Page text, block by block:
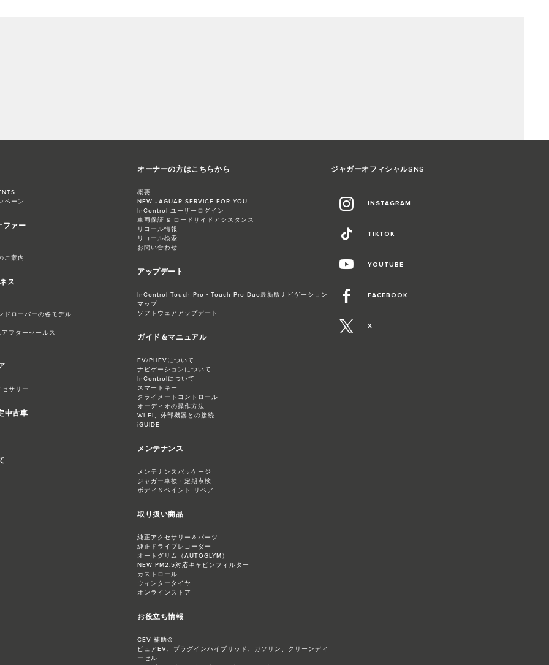
ペーン
ファー
ご案内
ス
ドローバーの各モデル
フターセールス
サリー
中古車
オーナーの方はこちらから
概要
NEW JAGUAR SERVICE FOR YOU
InControl ユーザーログイン
車両保証 & ロードサイドアシスタンス
リコール情報
リコール検索
お問い合わせ
アップデート
InControl Touch Pro・Touch Pro Duo最新版ナビゲーション
マップ
ソフトウェアアップデート
ガイド＆マニュアル
EV/PHEVについて
ナビゲーションについて
InControlについて
スマートキー
クライメートコントロール
オーディオの操作方法
Wi-Fi、外部機器との接続
iGUIDE
メンテナンス
メンテナンスパッケージ
ジャガー​車検・定期点検
ボディ＆ペイント リペア
取り扱い商品
純正アクセサリー＆パーツ
純正ドライブレコーダー
オートグリム（AUTOGLYM）
NEW PM2.5対応​キャビンフィルター
カストロール
ウィンタータイヤ
オンラインストア
お役立ち情報
CEV 補助金
ピュアEV、プラグインハイブリッド、ガソリン、クリーンディ
ーゼル
ジャガーオフィシャルSNS
INSTAGRAM
TIKTOK
YOUTUBE
FACEBOOK
X